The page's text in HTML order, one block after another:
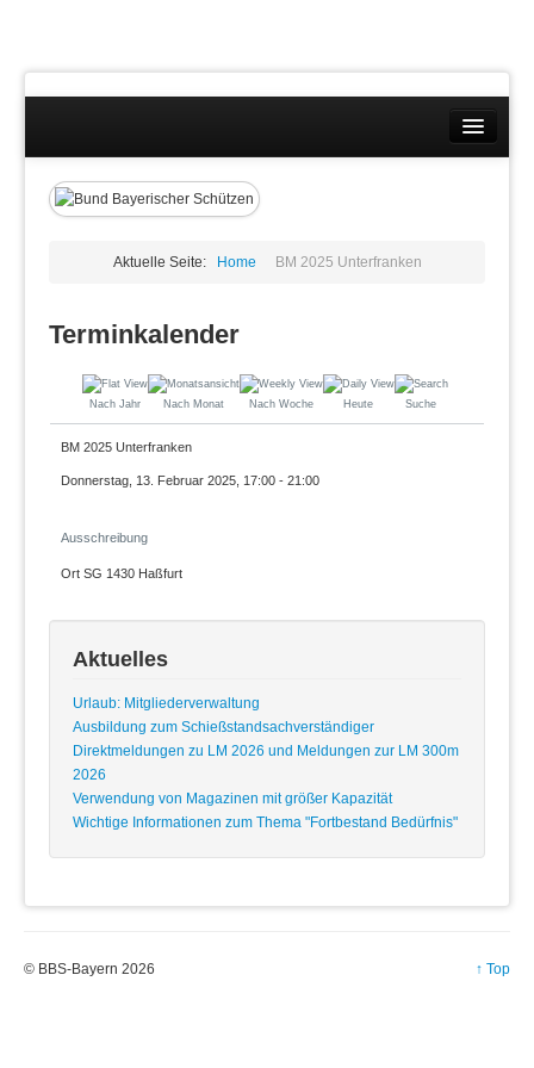
Wettkämpfe
Kontakt
Aktuelle Seite: Home BM 2025 Unterfranken
Terminkalender
Nach Jahr Nach Monat Nach Woche Heute Suche
BM 2025 Unterfranken
Donnerstag, 13. Februar 2025, 17:00 - 21:00
Ausschreibung
Ort SG 1430 Haßfurt
Aktuelles
Urlaub: Mitgliederverwaltung
Ausbildung zum Schießstandsachverständiger
Direktmeldungen zu LM 2026 und Meldungen zur LM 300m
2026
Verwendung von Magazinen mit größer Kapazität
Wichtige Informationen zum Thema "Fortbestand Bedürfnis"
↑ Top
© BBS-Bayern 2026